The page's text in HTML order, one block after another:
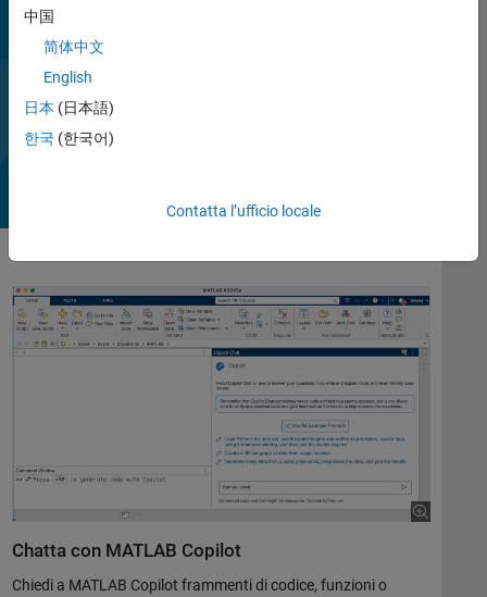
MATLAB Copilot supporta le attività di programmazione
fornendo spiegazioni sul codice e sui messaggi di errore e
automaticamente casi di test per verificare il comportamento
previsto del codice (con MATLAB Test).
video
Chatta con MATLAB Copilot
Chiedi a MATLAB Copilot frammenti di codice, funzioni o
中国
简体中文
English
日本 (日本語)
한국 (한국어)
Contatta l’ufficio locale